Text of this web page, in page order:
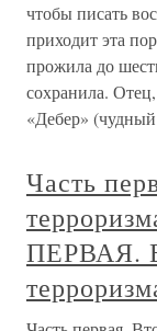
чтобы писать
приходит эта
прожила до
сохранила.
«Дебер» (чудный
Часть
ПЕРВАЯ.